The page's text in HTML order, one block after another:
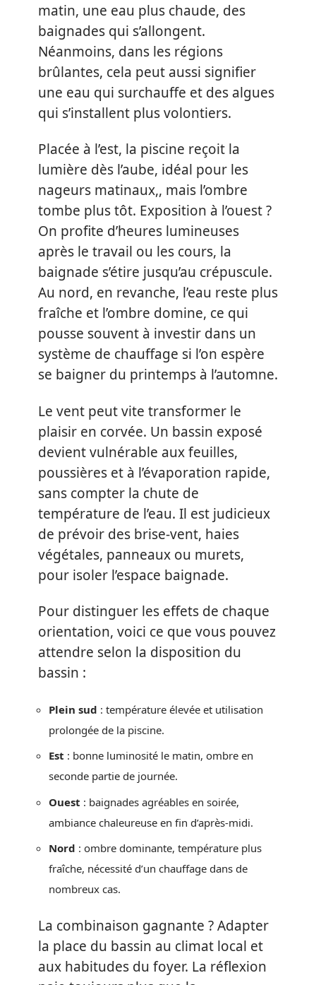
matin, une eau plus chaude, des
baignades qui s’allongent.
Néanmoins, dans les régions
brûlantes, cela peut aussi signifier
une eau qui surchauffe et des algues
qui s’installent plus volontiers.
Placée à l’est, la piscine reçoit la
lumière dès l’aube, idéal pour les
nageurs matinaux,, mais l’ombre
tombe plus tôt. Exposition à l’ouest ?
On profite d’heures lumineuses
après le travail ou les cours, la
baignade s’étire jusqu’au crépuscule.
Au nord, en revanche, l’eau reste plus
fraîche et l’ombre domine, ce qui
pousse souvent à investir dans un
système de chauffage si l’on espère
se baigner du printemps à l’automne.
Le vent peut vite transformer le
plaisir en corvée. Un bassin exposé
devient vulnérable aux feuilles,
poussières et à l’évaporation rapide,
sans compter la chute de
température de l’eau. Il est judicieux
de prévoir des brise-vent, haies
végétales, panneaux ou murets,
pour isoler l’espace baignade.
Pour distinguer les effets de chaque
orientation, voici ce que vous pouvez
attendre selon la disposition du
bassin :
Plein sud : température élevée et utilisation
prolongée de la piscine.
Est : bonne luminosité le matin, ombre en
seconde partie de journée.
Ouest : baignades agréables en soirée,
ambiance chaleureuse en fin d’après-midi.
Nord : ombre dominante, température plus
fraîche, nécessité d’un chauffage dans de
nombreux cas.
La combinaison gagnante ? Adapter
la place du bassin au climat local et
aux habitudes du foyer. La réflexion